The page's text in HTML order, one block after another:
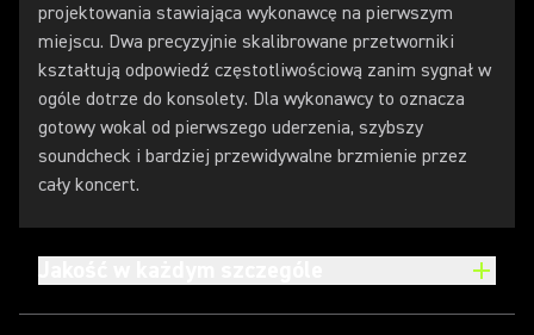
projektowania stawiająca wykonawcę na pierwszym
miejscu. Dwa precyzyjnie skalibrowane przetworniki
kształtują odpowiedź częstotliwościową zanim sygnał w
ogóle dotrze do konsolety. Dla wykonawcy to oznacza
gotowy wokal od pierwszego uderzenia, szybszy
soundcheck i bardziej przewidywalne brzmienie przez
cały koncert.